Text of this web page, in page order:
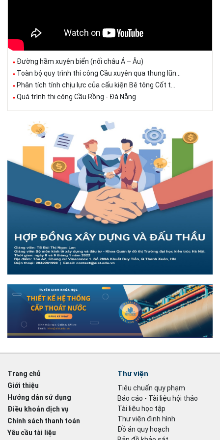
Đường hầm xuyên biển (nối châu Á – Âu)
Toàn bộ quy trình thi công Cầu xuyên qua thung lũn...
Phân tích tính chịu lực của cấu kiện Bê tông Cốt t...
Quá trình thi công Cầu Rồng - Đà Nẵng
Trang chủ
Giới thiệu
Hướng dẫn sử dụng
Điều khoản dịch vụ
Chính sách thanh toán
Yêu cầu tài liệu
Thư viện
Tiêu chuẩn quy phạm
Báo cáo - Tài liệu hội thảo
Tài liệu học tập
Thư viện định hình
Đồ án quy hoạch